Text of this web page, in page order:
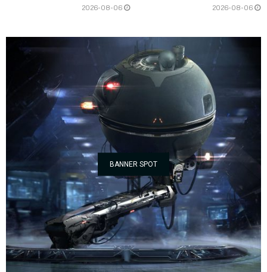
2026-08-06
2026-08-06
BANNER SPOT